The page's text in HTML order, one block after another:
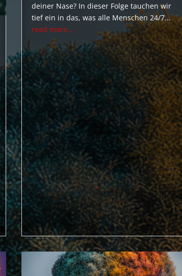
deiner Nase? In dieser Folge tauchen wir
tief ein in das, was alle Menschen 24/7...
read more...